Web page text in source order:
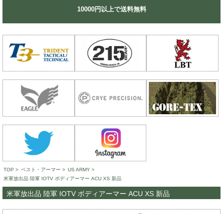
10000円以上で送料無料
TOP > ベスト・アーマー > US ARMY >
米軍放出品 陸軍 IOTV ボディアーマー ACU XS 新品
米軍放出品 陸軍 IOTV ボディアーマー ACU XS 新品